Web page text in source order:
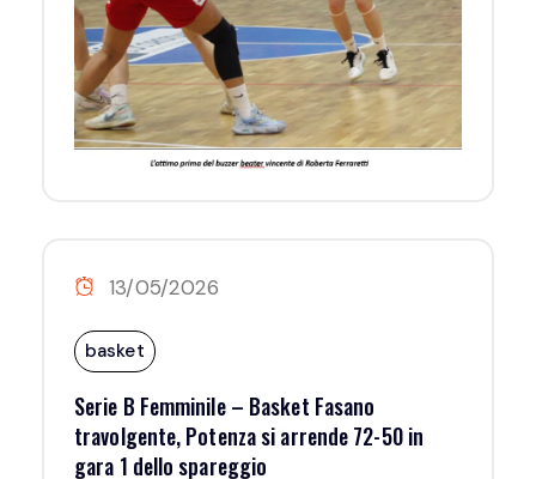
13/05/2026
basket
Serie B Femminile – Basket Fasano
travolgente, Potenza si arrende 72-50 in
gara 1 dello spareggio